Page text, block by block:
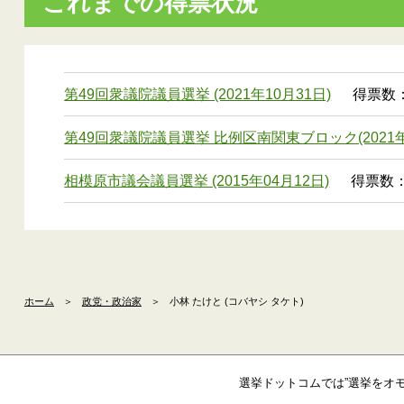
第49回衆議院議員選挙 (2021年10月31日) 得票数
第49回衆議院議員選挙 比例区南関東ブロック(2021
相模原市議会議員選挙 (2015年04月12日) 得票数
ホーム ＞ 政党・政治家 ＞ 小林 たけと (コバヤシ タケト)
選挙ドットコムでは”選挙をオ